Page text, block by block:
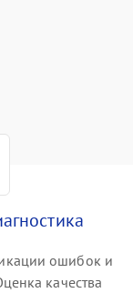
ошибок и
качества